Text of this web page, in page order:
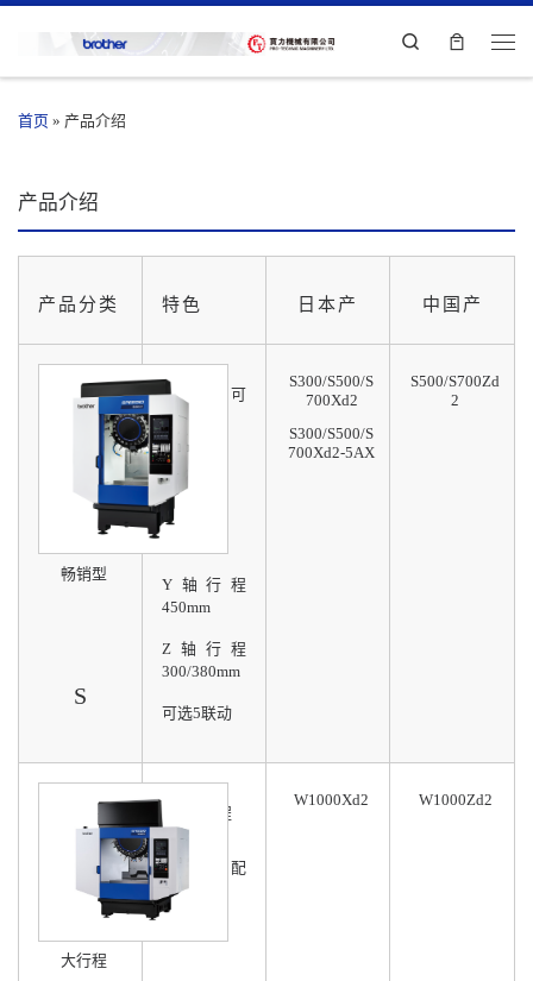
Search
首页 » 产品介绍
产品介绍
产品分类 特色 日本产 中国产
畅销型
S
4款主轴 可
供选
高速定位
高速攻丝
Y轴行程
450mm
Z轴行程
300/380mm
可选5联动
S300/S500/S
700Xd2
S300/S500/S
700Xd2-5AX
S500/S700Zd
2
大行程
1米大行程
主轴标配
12Krpm
W1000Xd2 W1000Zd2